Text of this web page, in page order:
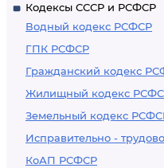
Кодексы СССР и РСФСР
Водный кодекс РСФСР
ГПК РСФСР
Гражданский кодекс
Жилищный кодекс
Земельный кодекс
Исправительно -
КоАП РСФСР